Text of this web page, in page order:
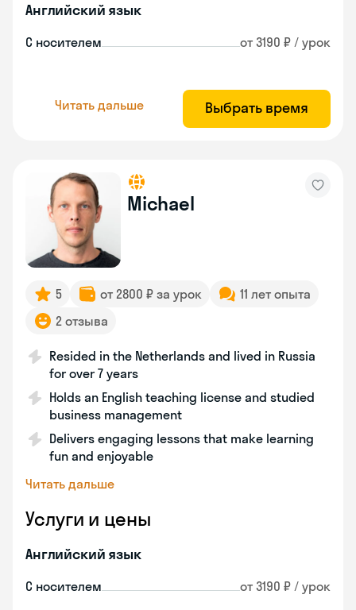
Английский язык
С носителем от 3190 ₽ / урок
Читать дальше Выбрать время
Michael
5 от 2800 ₽ за урок
11 лет опыта
2 отзыва
Resided in the Netherlands and lived in Russia
for over 7 years
Holds an English teaching license and studied
business management
Delivers engaging lessons that make learning
fun and enjoyable
Читать дальше
Услуги и цены
Английский язык
С носителем от 3190 ₽ / урок